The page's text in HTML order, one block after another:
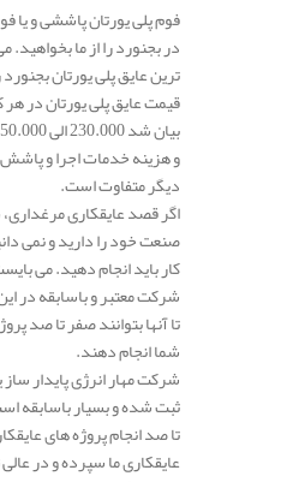
فوم پلی یورتان پاششی و یا
در بجنورد را از ما بخواهید.
ترین عایق پلی یورتان بجنورد
قیمت عایق پلی یورتان در
و هزینه خدمات اجرا و
دیگر متفاوت است.
اگر قصد عایقکاری مرغداری،
صنعت خود را دارید و نمی
کار باید انجام دهید. می
شرکت معتبر و باسابقه در
تا آنها بتوانند صفر تا صد
شما انجام دهند.
شرکت مهار انرژی پایدار
ثبت شده و بسیار باسابقه
تا صد انجام پروژه های
عایقکاری ما سپرده و در